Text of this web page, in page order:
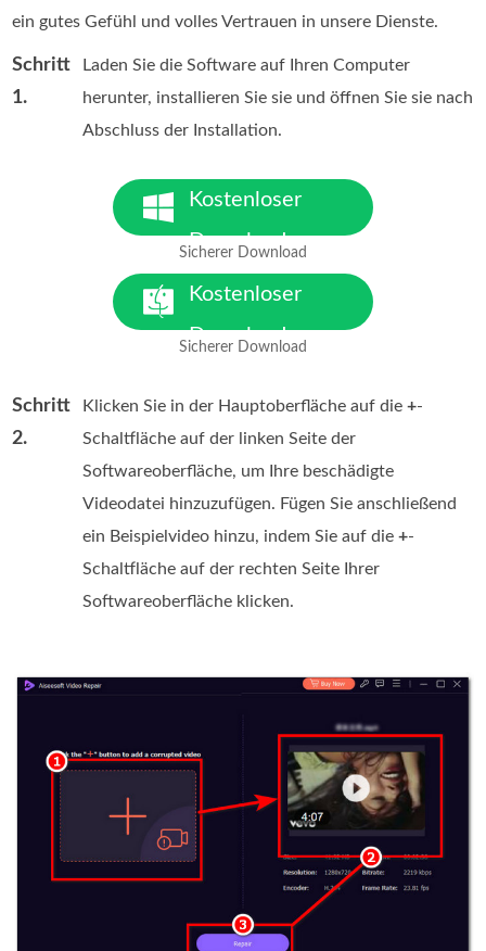
ein gutes Gefühl und volles Vertrauen in unsere Dienste.
Schritt
1.
Laden Sie die Software auf Ihren Computer
herunter, installieren Sie sie und öffnen Sie sie nach
Abschluss der Installation.
Kostenloser
Download
Sicherer Download
Kostenloser
Download
Sicherer Download
Schritt
2.
Klicken Sie in der Hauptoberfläche auf die+-
Schaltfläche auf der linken Seite der
Softwareoberfläche, um Ihre beschädigte
Videodatei hinzuzufügen. Fügen Sie anschließend
ein Beispielvideo hinzu, indem Sie auf die+-
Schaltfläche auf der rechten Seite Ihrer
Softwareoberfläche klicken.